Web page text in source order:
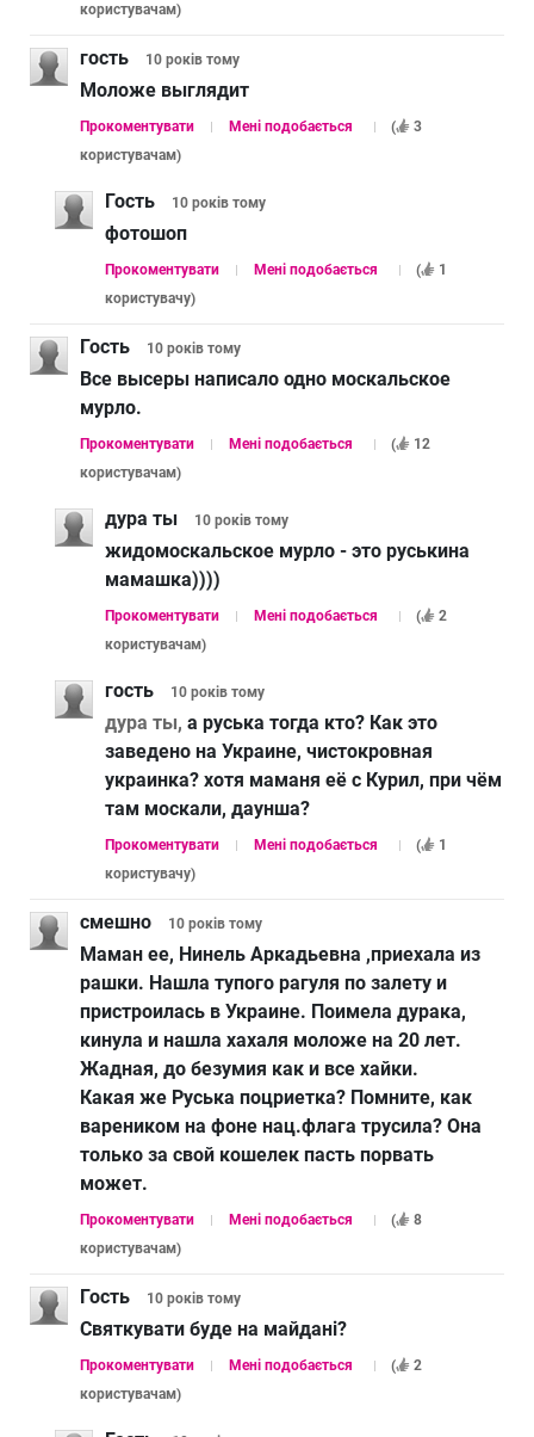
користувачам)
гость 10 років тому
Моложе выглядит
Прокоментувати Мені подобається (
3
користувачам)
Гость 10 років тому
фотошоп
Прокоментувати Мені подобається (
1
користувачу)
Гость 10 років тому
Все высеры написало одно москальское
мурло.
Прокоментувати Мені подобається (
12
користувачам)
дура ты 10 років тому
жидомоскальское мурло - это руськина
мамашка))))
Прокоментувати Мені подобається (
2
користувачам)
гость 10 років тому
дура ты, а руська тогда кто? Как это
заведено на Украине, чистокровная
украинка? хотя маманя её с Курил, при чём
там москали, даунша?
Прокоментувати Мені подобається (
1
користувачу)
смешно 10 років тому
Маман ее, Нинель Аркадьевна ,приехала из
рашки. Нашла тупого рагуля по залету и
пристроилась в Украине. Поимела дурака,
кинула и нашла хахаля моложе на 20 лет.
Жадная, до безумия как и все хайки.
Какая же Руська поцриетка? Помните, как
вареником на фоне нац.флага трусила? Она
только за свой кошелек пасть порвать
может.
Прокоментувати Мені подобається (
8
користувачам)
Гость 10 років тому
Святкувати буде на майданi?
Прокоментувати Мені подобається (
2
користувачам)